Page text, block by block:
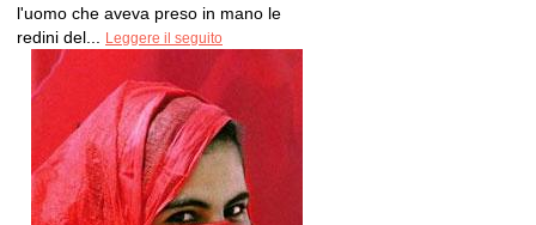
l'uomo che aveva preso in mano le
redini del...
Leggere il seguito